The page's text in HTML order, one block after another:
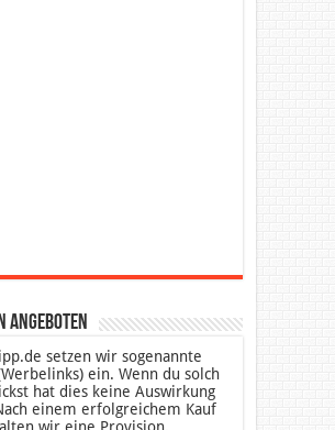
Angeboten
setzen wir sogenannte
ein. Wenn du solch
hat dies keine Auswirkung
einem erfolgreichem Kauf